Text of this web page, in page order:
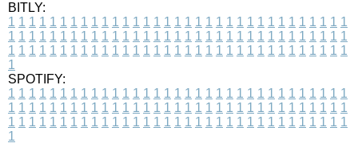
BITLY:
1 1 1 1 1 1 1 1 1 1 1 1 1 1 1 1 1 1 1 1 1 1 1 1 1 1 1 1 1 1 1 1 1
1 1 1 1 1 1 1 1 1 1 1 1 1 1 1 1 1 1 1 1 1 1 1 1 1 1 1 1 1 1 1 1 1
1 1 1 1 1 1 1 1 1 1 1 1 1 1 1 1 1 1 1 1 1 1 1 1 1 1 1 1 1 1 1 1 1
1
SPOTIFY:
1 1 1 1 1 1 1 1 1 1 1 1 1 1 1 1 1 1 1 1 1 1 1 1 1 1 1 1 1 1 1 1 1
1 1 1 1 1 1 1 1 1 1 1 1 1 1 1 1 1 1 1 1 1 1 1 1 1 1 1 1 1 1 1 1 1
1 1 1 1 1 1 1 1 1 1 1 1 1 1 1 1 1 1 1 1 1 1 1 1 1 1 1 1 1 1 1 1 1
1